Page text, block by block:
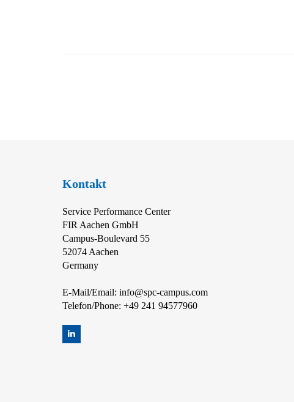
Kontakt
Service Performance Center
FIR Aachen GmbH
Campus-Boulevard 55
52074 Aachen
Germany
E-Mail/Email: info@spc-campus.com
Telefon/Phone: +49 241 94577960